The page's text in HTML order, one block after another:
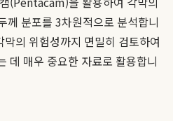
께 분포를 3차원적으로 분석합니
의 위험성까지 면밀히 검토하여
데 매우 중요한 자료로 활용합니